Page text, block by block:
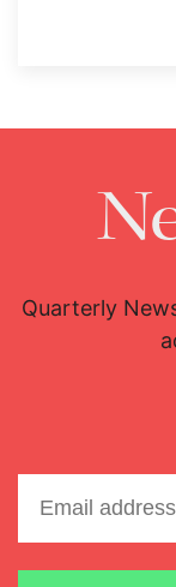
Quarterly